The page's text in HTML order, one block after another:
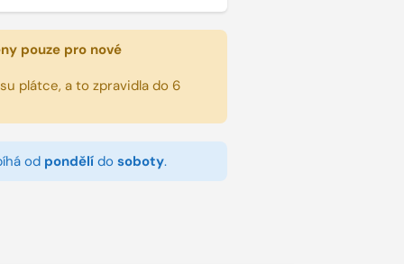
pouze pro nové
plátce, a to zpravidla do 6
od pondělído soboty.